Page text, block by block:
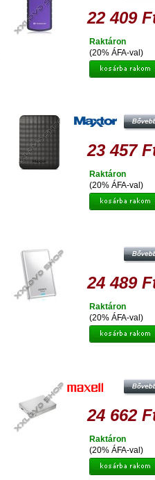
22 409
(20% ÁFA-val)
Raktáron
23 457
(20% ÁFA-val)
Raktáron
24 489
(20% ÁFA-val)
Raktáron
MEREVLEMEZ, 2,5" USB 2.0,
24 662
(20% ÁFA-val)
Raktáron